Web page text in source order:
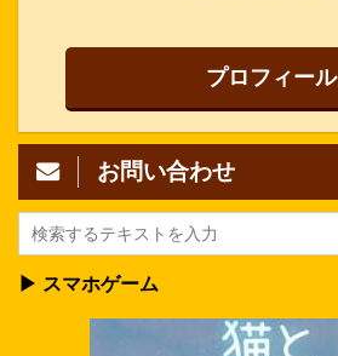
プロフィール
お問い合わせ
▶ スマホゲーム